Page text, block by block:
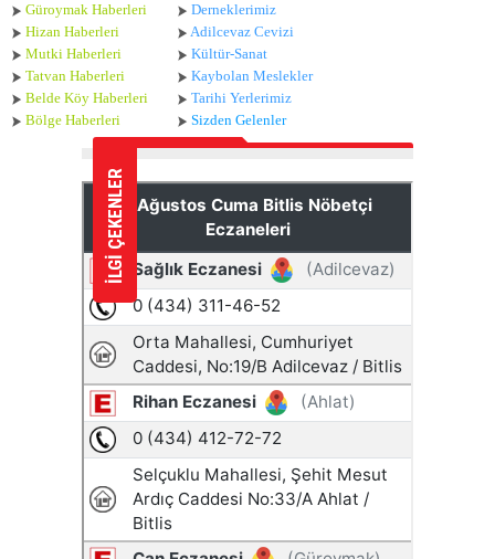
Güroymak Haberleri
Hizan Haberleri
Mutki Haberleri
Tatvan Haberleri
Belde Köy Haberleri
Bölge Haberleri
Derneklerimiz
Adilcevaz Cevizi
Kültür-Sanat
Kaybolan Meslekler
Tarihi Yerlerimiz
Sizden Gelenler
İLGİ ÇEKENLER